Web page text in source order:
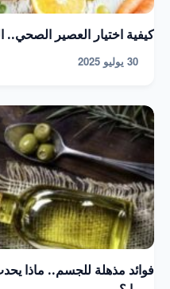
كيفية اختيار العصير الصحي..
30 يوليو 2025
فوائد مذهلة للجسم.. ماذا